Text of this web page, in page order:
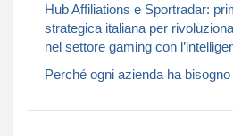
Hub Affiliations e Sportradar:
strategica italiana per
nel settore gaming con
Perché ogni azienda ha